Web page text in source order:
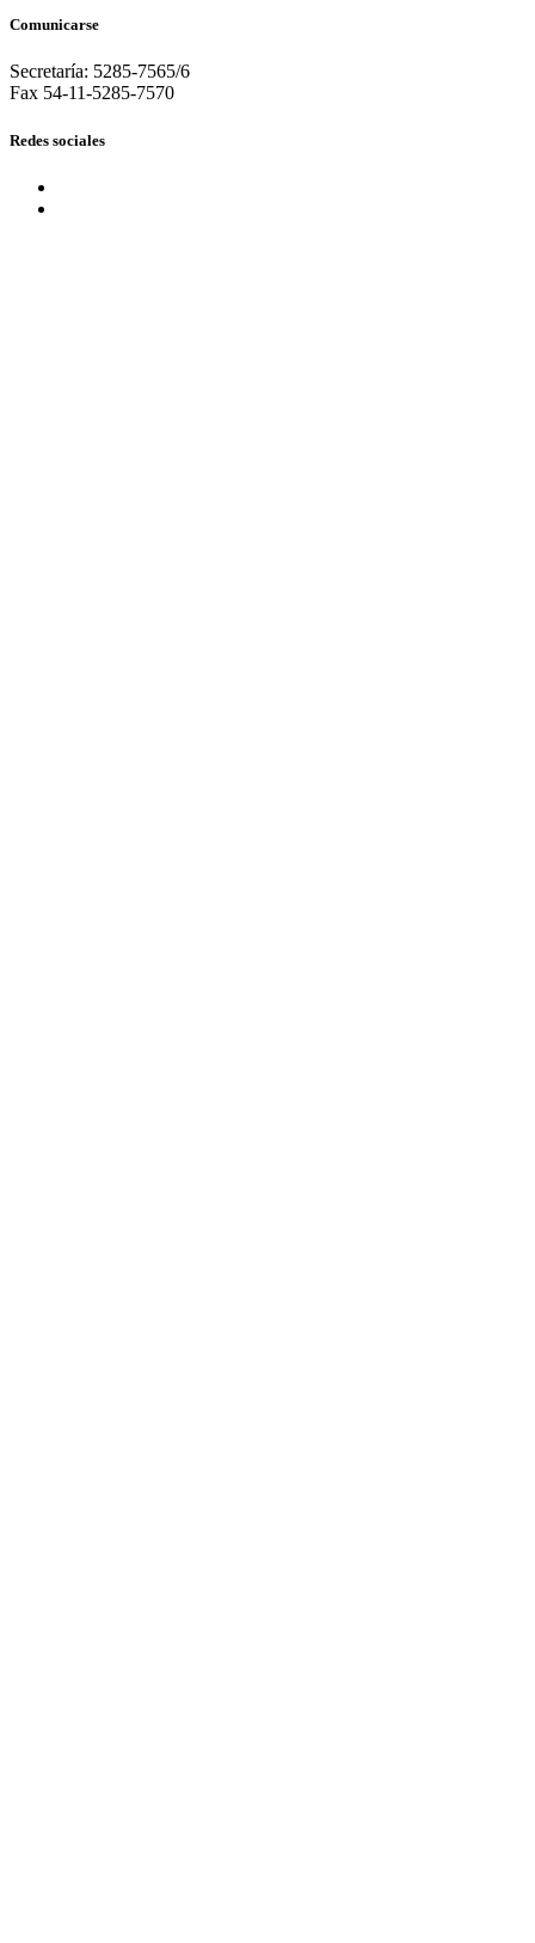
Comunicarse
Secretaría: 5285-7565/6
Fax 54-11-5285-7570
Redes sociales